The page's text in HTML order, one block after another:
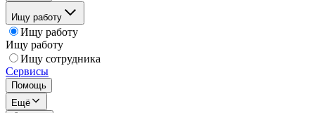
Ищу работу
Ищу работу
Ищу работу
Ищу сотрудника
Сервисы
Помощь
Ещё